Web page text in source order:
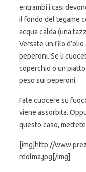
entrambi i casi
il fondo del tegame
acqua calda (una
Versate un filo d’olio
peperoni. Se li
coperchio o un
peso sui peperoni.
Fate cuocere su
viene assorbita.
questo caso,
[img]http://
rdolma.jpg[/img]